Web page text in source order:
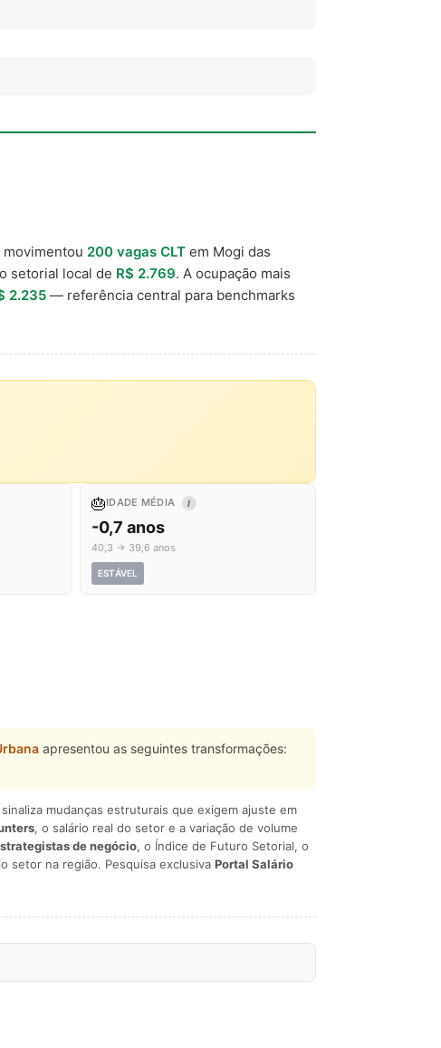
movimentou 200 vagas CLT em Mogi das
setorial local de R$ 2.769. A ocupação mais
2.235 — referência central para benchmarks
🎂IDADE MÉDIA I
-0,7 anos
40,3 → 39,6 anos
ESTÁVEL
apresentou as seguintes transformações:
mudanças estruturais que exigem ajuste em
, o salário real do setor e a variação de volume
de negócio, o Índice de Futuro Setorial, o
setor na região. Pesquisa exclusiva Portal Salário